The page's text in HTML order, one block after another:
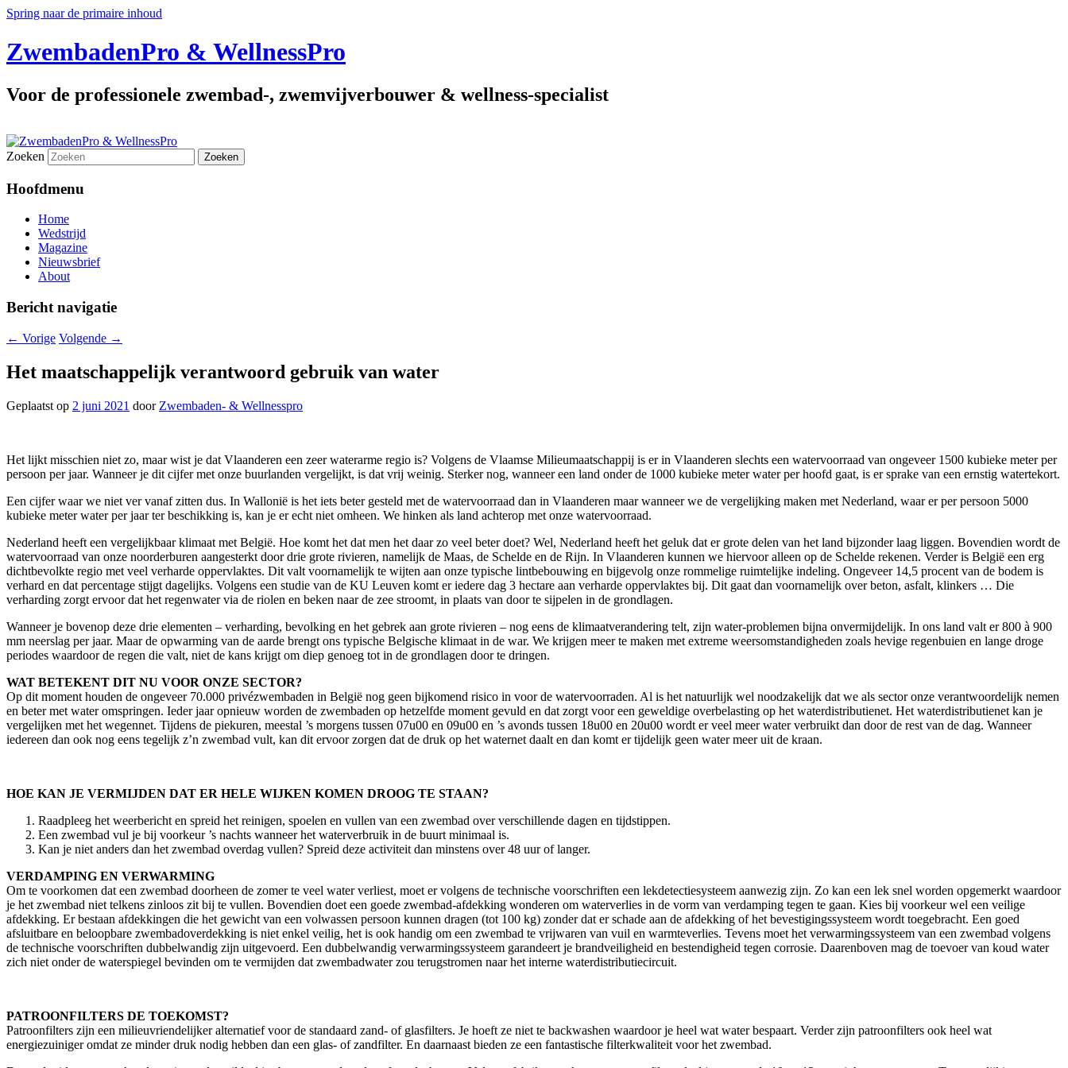
Spring naar de primaire inhoud
ZwembadenPro & WellnessPro
Voor de professionele zwembad-, zwemvijverbouwer & wellness-specialist
Zoeken
Hoofdmenu
Home
Wedstrijd
Magazine
Nieuwsbrief
About
Bericht navigatie
← Vorige Volgende →
Het maatschappelijk verantwoord gebruik van water
Geplaatst op 2 juni 2021 door Zwembaden- & Wellnesspro
Het lijkt misschien niet zo, maar wist je dat Vlaanderen een zeer waterarme regio is? Volgens de Vlaamse Milieumaatschappij is er in Vlaanderen slechts een watervoorraad van ongeveer 1500 kubieke meter per
persoon per jaar. Wanneer je dit cijfer met onze buurlanden vergelijkt, is dat vrij weinig. Sterker nog, wanneer een land onder de 1000 kubieke meter water per hoofd gaat, is er sprake van een ernstig watertekort.
Een cijfer waar we niet ver vanaf zitten dus. In Wallonië is het iets beter gesteld met de watervoorraad dan in Vlaanderen maar wanneer we de vergelijking maken met Nederland, waar er per persoon 5000
kubieke meter water per jaar ter beschikking is, kan je er echt niet omheen. We hinken als land achterop met onze watervoorraad.
Nederland heeft een vergelijkbaar klimaat met België. Hoe komt het dat men het daar zo veel beter doet? Wel, Nederland heeft het geluk dat er grote delen van het land bijzonder laag liggen. Bovendien wordt de
watervoorraad van onze noorderburen aangesterkt door drie grote rivieren, namelijk de Maas, de Schelde en de Rijn. In Vlaanderen kunnen we hiervoor alleen op de Schelde rekenen. Verder is België een erg
dichtbevolkte regio met veel verharde oppervlaktes. Dit valt voornamelijk te wijten aan onze typische lintbebouwing en bijgevolg onze rommelige ruimtelijke indeling. Ongeveer 14,5 procent van de bodem is
verhard en dat percentage stijgt dagelijks. Volgens een studie van de KU Leuven komt er iedere dag 3 hectare aan verharde oppervlaktes bij. Dit gaat dan voornamelijk over beton, asfalt, klinkers … Die
verharding zorgt ervoor dat het regenwater via de riolen en beken naar de zee stroomt, in plaats van door te sijpelen in de grondlagen.
Wanneer je bovenop deze drie elementen – verharding, bevolking en het gebrek aan grote rivieren – nog eens de klimaatverandering telt, zijn water-problemen bijna onvermijdelijk. In ons land valt er 800 à 900
mm neerslag per jaar. Maar de opwarming van de aarde brengt ons typische Belgische klimaat in de war. We krijgen meer te maken met extreme weersomstandigheden zoals hevige regenbuien en lange droge
periodes waardoor de regen die valt, niet de kans krijgt om diep genoeg tot in de grondlagen door te dringen.
WAT BETEKENT DIT NU VOOR ONZE SECTOR?
Op dit moment houden de ongeveer 70.000 privézwembaden in België nog geen bijkomend risico in voor de watervoorraden. Al is het natuurlijk wel noodzakelijk dat we als sector onze verantwoordelijk nemen
en beter met water omspringen. Ieder jaar opnieuw worden de zwembaden op hetzelfde moment gevuld en dat zorgt voor een geweldige overbelasting op het waterdistributienet. Het waterdistributienet kan je
vergelijken met het wegennet. Tijdens de piekuren, meestal ’s morgens tussen 07u00 en 09u00 en ’s avonds tussen 18u00 en 20u00 wordt er veel meer water verbruikt dan door de rest van de dag. Wanneer
iedereen dan ook nog eens tegelijk z’n zwembad vult, kan dit ervoor zorgen dat de druk op het waternet daalt en dan komt er tijdelijk geen water meer uit de kraan.
HOE KAN JE VERMIJDEN DAT ER HELE WIJKEN KOMEN DROOG TE STAAN?
Raadpleeg het weerbericht en spreid het reinigen, spoelen en vullen van een zwembad over verschillende dagen en tijdstippen.
Een zwembad vul je bij voorkeur ’s nachts wanneer het waterverbruik in de buurt minimaal is.
Kan je niet anders dan het zwembad overdag vullen? Spreid deze activiteit dan minstens over 48 uur of langer.
VERDAMPING EN VERWARMING
Om te voorkomen dat een zwembad doorheen de zomer te veel water verliest, moet er volgens de technische voorschriften een lekdetectiesysteem aanwezig zijn. Zo kan een lek snel worden opgemerkt waardoor
je het zwembad niet telkens zinloos zit bij te vullen. Bovendien doet een goede zwembad-afdekking wonderen om waterverlies in de vorm van verdamping tegen te gaan. Kies bij voorkeur wel een veilige
afdekking. Er bestaan afdekkingen die het gewicht van een volwassen persoon kunnen dragen (tot 100 kg) zonder dat er schade aan de afdekking of het bevestigingssysteem wordt toegebracht. Een goed
afsluitbare en beloopbare zwembadoverdekking is niet enkel veilig, het is ook handig om een zwembad te vrijwaren van vuil en warmteverlies. Tevens moet het verwarmingssysteem van een zwembad volgens
de technische voorschriften dubbelwandig zijn uitgevoerd. Een dubbelwandig verwarmingssysteem garandeert je brandveiligheid en bestendigheid tegen corrosie. Daarenboven mag de toevoer van koud water
zich niet onder de waterspiegel bevinden om te vermijden dat zwembadwater zou terugstromen naar het interne waterdistributiecircuit.
PATROONFILTERS DE TOEKOMST?
Patroonfilters zijn een milieuvriendelijker alternatief voor de standaard zand- of glasfilters. Je hoeft ze niet te backwashen waardoor je heel wat water bespaart. Verder zijn patroonfilters ook heel wat
energiezuiniger omdat ze minder druk nodig hebben dan een glas- of zandfilter. En daarnaast bieden ze een fantastische filterkwaliteit voor het zwembad.